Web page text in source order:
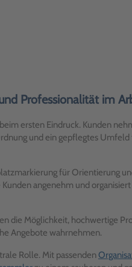
Professionalität im
ersten Eindruck. Kunden
und ein gepflegtes
für Orientierung
angenehm und
die Möglichkeit, hochwertige
Angebote wahrnehmen.
Rolle. Mit passenden